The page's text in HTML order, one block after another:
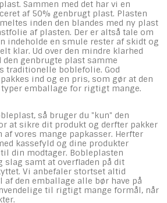
Sammen med det har vi en
af 50% genbrugt plast. Plasten
inden den blandes med ny plast
af plasten. Der er altså tale om
indeholde en smule rester af skidt og
klar. Ud over den mindre klarhed
genbrugte plast samme
traditionelle boblefolie. God
ind og en pris, som gør at den
emballage for rigtigt mange.
så bruger du "kun" den
at sikre dit produkt og derfter pakker
af vores mange papkasser. Herfter
kassefyld og dine produkter
din modtager. Bobleplasten
slag samt at overfladen på dit
Vi anbefaler stortset altid
af den emballage alle bør have på
til rigtigt mange formål, når